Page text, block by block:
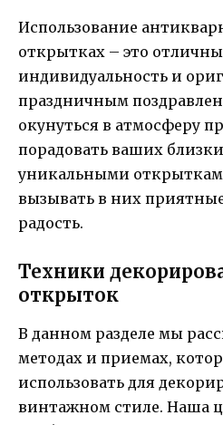
Использование
открытках – это
индивидуальность и
праздничным
окунуться в атмосферу
порадовать ваших
уникальными
вызывать в них
радость.
Техники
открыток
В данном разделе мы
методах и приемах,
использовать для
винтажном стиле. Наша